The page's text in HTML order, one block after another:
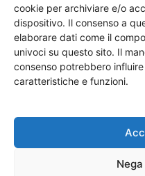
cookie per archiviare e/o
dispositivo. Il consenso a
elaborare dati come il
univoci su questo sito. Il
consenso potrebbero
caratteristiche e funzioni.
Chi siamo I Nostri Clienti
© Copyright 2017 -